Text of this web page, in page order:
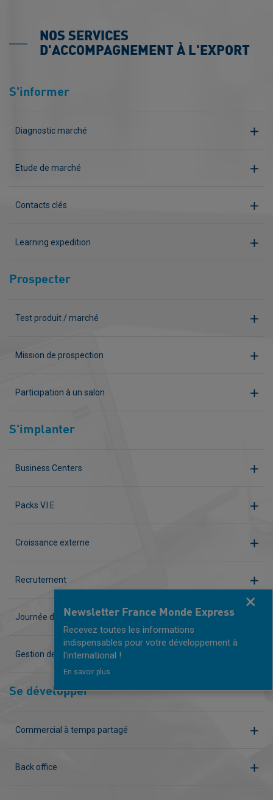
NOS SERVICES
D'ACCOMPAGNEMENT À L'EXPORT
S'informer
Diagnostic marché
Etude de marché
Contacts clés
Learning expedition
Prospecter
Test produit / marché
Mission de prospection
Participation à un salon
S'implanter
Business Centers
Packs V.I.E
Croissance externe
Recrutement
Journée d'implantation
Gestion déléguée de vos RH
Se développer
Commercial à temps partagé
Back office
Newsletter France Monde Express
Recevez toutes les informations
indispensables pour votre développement à
l'international !
En savoir plus